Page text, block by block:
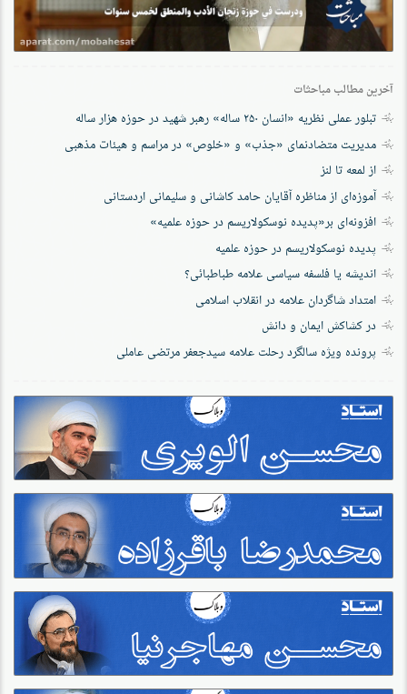
آخرین مطالب مباحثات
تبلور عملی نظریه «انسان ۲۵۰ ساله» رهبر شهید در حوزه هزار ساله
مدیریت متضادنمای «جذب» و «خلوص» در مراسم و هیئات مذهبی
از لمعه تا لنز
آموزه‌ای از مناظره آقایان حامد کاشانی و سلیمانی اردستانی
افزونه‌ای بر«پدیده نوسکولاریسم در حوزه‌ علمیه»
پدیده نوسکولاریسم در حوزه علمیه
اندیشه یا فلسفه سیاسی علامه طباطبائی؟
امتداد شاگردان علامه در انقلاب اسلامی
در کشاکش ایمان و دانش
پرونده‌ ویژه سالگرد رحلت علامه سیدجعفر مرتضی عاملی